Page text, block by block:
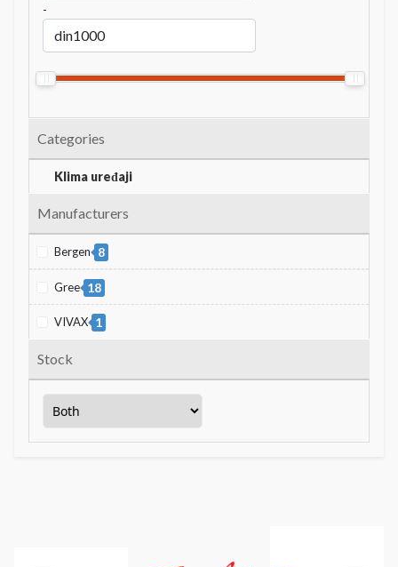
-
Categories
Klima uređaji
Manufacturers
Bergen 8
Gree 18
VIVAX 1
Stock